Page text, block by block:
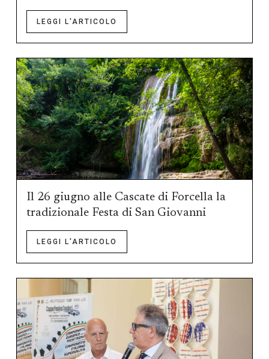
LEGGI L'ARTICOLO
Il 26 giugno alle Cascate di Forcella la
tradizionale Festa di San Giovanni
LEGGI L'ARTICOLO